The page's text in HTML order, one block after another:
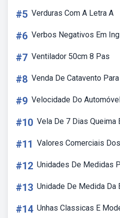
#5 Verduras Com A Letra A
#6 Verbos Negativos Em
#7 Ventilador 50cm 8 Pas
#8 Venda De Catavento
#9 Velocidade Do
#10 Vela De 7 Dias Queima
#11 Valores Comerciais
#12 Unidades De Medidas
#13 Unidade De Medida Da
#14 Unhas Classicas E